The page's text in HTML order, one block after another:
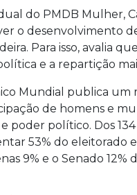
do PMDB Mulher,
o desenvolvimento
Para isso, avalia
e a repartição
Mundial publica um
de homens e
e poder político. Dos
53% do eleitorado
9% e o Senado 12%